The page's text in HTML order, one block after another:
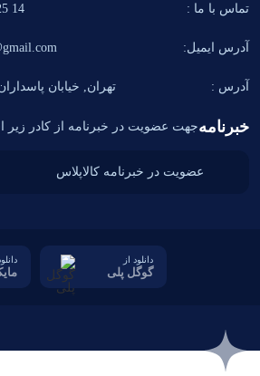
تماس با ما : 14 25 021-258
آدرس ایمیل:
آدرس : تهران, خیابان
خبرنامهجهت عضویت در خبرنامه از کادر زیر
دانلود از
گوگل پلی